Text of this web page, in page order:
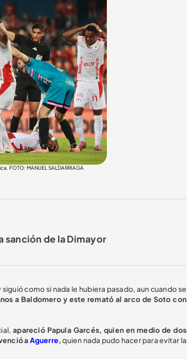
FOTO: MANUEL SALDARRIAGA
sanción de la Dimayor
como si nada le hubiera pasado, aun cuando se
a Baldomero y este remató al arco de Soto con
apareció Papula Garcés, quien en medio de dos
aAguerre,quien nada pudo hacer para evitar la